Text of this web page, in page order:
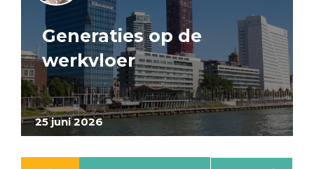
25 juni 2026
Generaties op de
werkvloer